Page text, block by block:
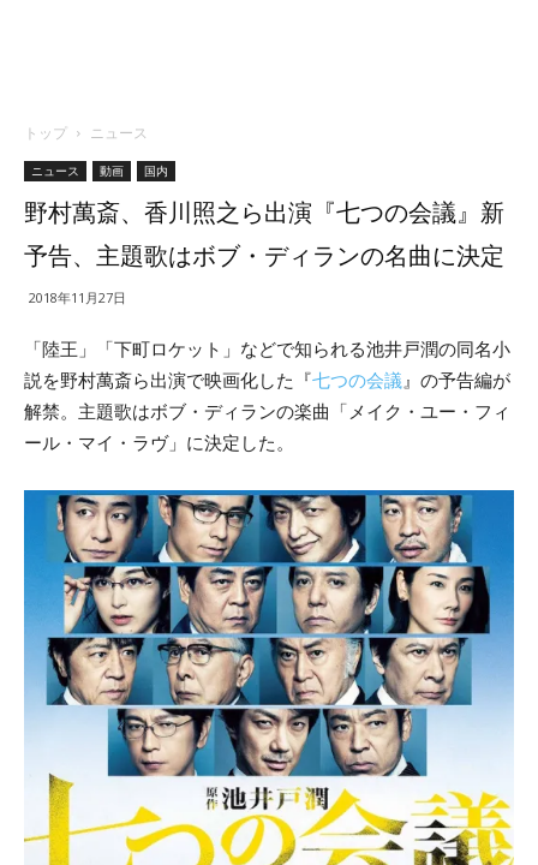
トップ ニュース
ニュース 動画 国内
野村萬斎、香川照之ら出演『七つの会議』新
予告、主題歌はボブ・ディランの名曲に決定
2018年11月27日
「陸王」「下町ロケット」などで知られる池井戸潤の同名小
説を野村萬斎ら出演で映画化した『七つの会議 』の予告編が
解禁。主題歌はボブ・ディランの楽曲「メイク・ユー・フィ
ール・マイ・ラヴ」に決定した。